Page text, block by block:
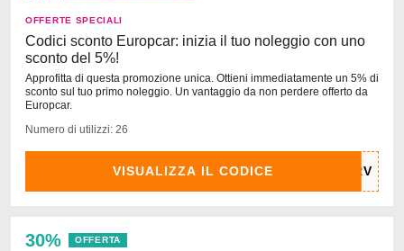
OFFERTE SPECIALI
Codici sconto Europcar: inizia il tuo noleggio con uno
sconto del 5%!
Approfitta di questa promozione unica. Ottieni immediatamente un 5% di
sconto sul tuo primo noleggio. Un vantaggio da non perdere offerto da
Europcar.
Numero di utilizzi: 26
VISUALIZZA IL CODICE
30% OFFERTA